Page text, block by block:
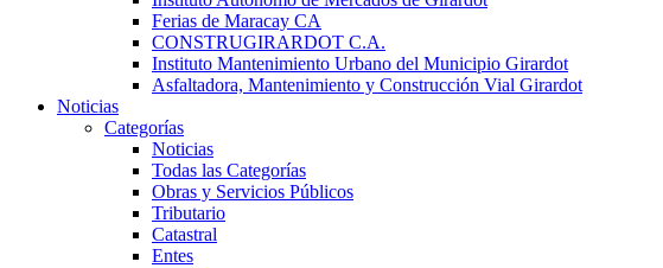
Ferias de Maracay CA
CONSTRUGIRARDOT C.A.
Instituto Mantenimiento Urbano del Municipio Girardot
Asfaltadora, Mantenimiento y Construcción Vial Girardot
Noticias
Categorías
Noticias
Todas las Categorías
Obras y Servicios Públicos
Tributario
Catastral
Entes